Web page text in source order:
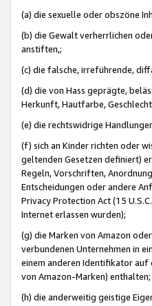
(a) die sexuelle oder obszöne
(b) die Gewalt verherrlichen
anstiften,;
(c) die falsche, irreführende,
(d) die von Hass geprägte,
Herkunft, Hautfarbe,
(e) die rechtswidrige
(f) sich an Kinder richten oder
geltenden Gesetzen definiert)
Regeln, Vorschriften,
Entscheidungen oder andere
Privacy Protection Act (15
Internet erlassen wurden);
(g) die Marken von Amazon
verbundenen Unternehmen in
einem anderen Identifikator auf
von Amazon-Marken)
(h) die anderweitig geistige